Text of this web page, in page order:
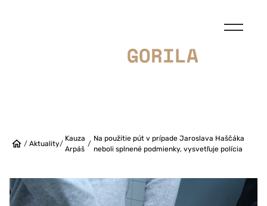
/ Aktuality/
Kauza
Arpáš
/
Na použitie pút v prípade Jaroslava Haščáka
neboli splnené podmienky, vysvetľuje polícia